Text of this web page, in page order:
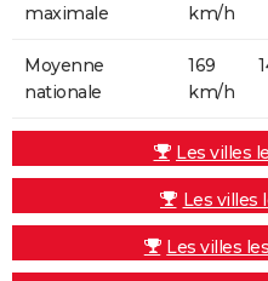
maximale
km/h
Moyenne
nationale
169
km/h
Les villes
Les villes
Les villes